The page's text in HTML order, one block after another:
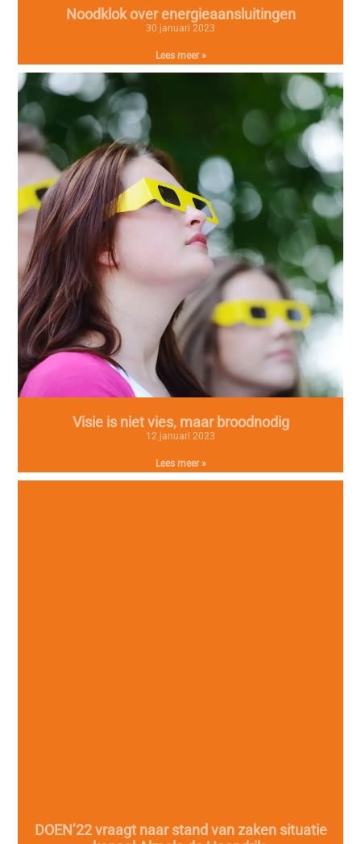
Noodklok over energieaansluitingen
30 januari 2023
Lees meer »
Visie is niet vies, maar broodnodig
12 januari 2023
Lees meer »
DOEN’22 vraagt naar stand van zaken situatie